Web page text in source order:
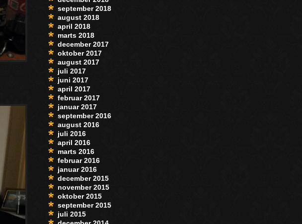
september 2018
august 2018
april 2018
marts 2018
december 2017
oktober 2017
august 2017
juli 2017
juni 2017
april 2017
februar 2017
januar 2017
september 2016
august 2016
juli 2016
april 2016
marts 2016
februar 2016
januar 2016
december 2015
november 2015
oktober 2015
september 2015
juli 2015